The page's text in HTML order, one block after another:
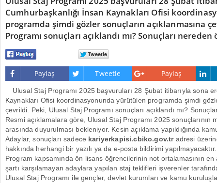
Cumhurbaşkanlığı İnsan Kaynakları Ofisi
programda şimdi gözler sonuçların açıklanmasına
Programı sonuçları açıklandı mı? Sonuçları
Paylaş Tweetle Paylaş
Ulusal Staj Programı 2025 başvuruları 28 Şubat itibarıyla sona
Kaynakları Ofisi koordinasyonunda yürütülen programda şimdi
çevrildi. Peki, Ulusal Staj Programı sonuçları açıklandı mı?
Resmi açıklamalara göre, Ulusal Staj Programı 2025 sonuçlarının
arasında duyurulması bekleniyor. Kesin açıklama yapıldığında
Adaylar, sonuçları sadece kariyerkapisi.cbiko.gov.tradresi
hakkında herhangi bir yazılı ya da e-posta bildirimi yapılmayacaktır.
Program kapsamında ön lisans öğrencilerinin not ortalamasının
şartı karşılamayan adaylara yapılan staj teklifleri işverenler
Ulusal Staj Programı ile gençler, devlet kurumları ve kamu